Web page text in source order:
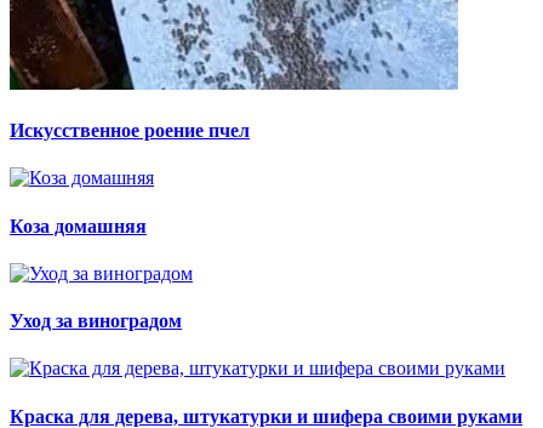
Искусственное роение пчел
Коза домашняя
Уход за виноградом
Краска для дерева, штукатурки и шифера своими руками